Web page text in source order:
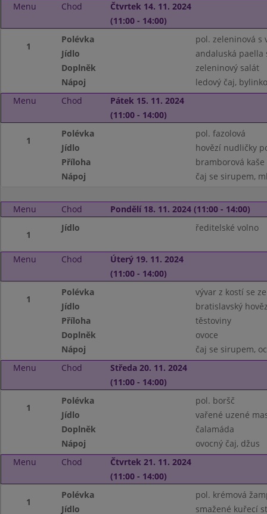
Menu
Chod
Čtvrtek 14. 11. 2024
(11:00 - 14:00)
1
Polévka
pol. zeleninová s
Jídlo
andaluská paella
Doplněk
zeleninový salát
Nápoj
ledový čaj,
Menu
Chod
Pátek 15. 11. 2024
(11:00 - 14:00)
1
Polévka
pol. fazolová
Jídlo
hovězí nudličky
Příloha
bramborová kaše
Nápoj
čaj se sirupem,
Menu Chod Pondělí 18. 11. 2024 (11:00 - 14:00)
1
Jídlo ředitelské volno
Menu Chod
Úterý 19. 11. 2024
(11:00 - 14:00)
1
Polévka
vývar z kostí se
Jídlo
bratislavský
Příloha
těstoviny
Doplněk
ovoce
Nápoj
čaj se sirupem,
Menu
Chod
Středa 20. 11. 2024
(11:00 - 14:00)
1
Polévka
pol. boršč
Jídlo
vařené uzené
Doplněk
čalamáda
Nápoj
ovocný čaj, džus
Menu
Chod
Čtvrtek 21. 11. 2024
(11:00 - 14:00)
1
Polévka
pol. krémová
Jídlo
smažené kuřecí